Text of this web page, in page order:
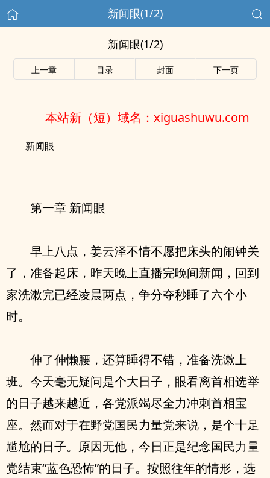
新闻眼(1/2)
新闻眼(1/2)
上一章 目录 封面 下一页
本站新（短）域名：xiguashuwu.com
新闻眼
第一章 新闻眼
早上八点，姜云泽不情不愿把床头的闹钟关
了，准备起床，昨天晚上直播完晚间新闻，回到
家洗漱完已经凌晨两点，争分夺秒睡了六个小
时。
伸了伸懒腰，还算睡得不错，准备洗漱上
班。今天毫无疑问是个大日子，眼看离首相选举
的日子越来越近，各党派竭尽全力冲刺首相宝
座。然而对于在野党国民力量党来说，是个十足
尴尬的日子。原因无他，今日正是纪念国民力量
党结束“蓝色恐怖”的日子。按照往年的情形，选